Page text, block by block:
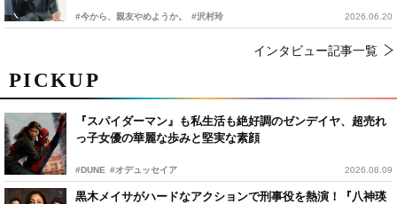
PICKUP
『スパイダーマン』も私生活も絶好調のゼンデイヤ、超売れ
っ子女優の華麗な歩みと堅実な素顔
#DUNE #オデュッセイア 2026.08.09
黒木メイサがハードなアクションで刑事役を熱演！『八神瑛
#今から、親友やめようか。 #沢村玲 2026.06.20
インタビュー記事一覧